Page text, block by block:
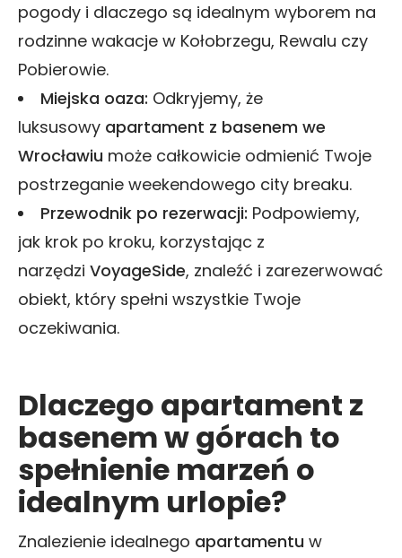
pogody i dlaczego są idealnym wyborem na
rodzinne wakacje w Kołobrzegu, Rewalu czy
Pobierowie.
Miejska oaza: Odkryjemy, że
luksusowy apartament z basenem we
Wrocławiu może całkowicie odmienić Twoje
postrzeganie weekendowego city breaku.
Przewodnik po rezerwacji: Podpowiemy,
jak krok po kroku, korzystając z
narzędzi VoyageSide, znaleźć i zarezerwować
obiekt, który spełni wszystkie Twoje
oczekiwania.
Dlaczego apartament z
basenem w górach to
spełnienie marzeń o
idealnym urlopie?
Znalezienie idealnego apartamentu w